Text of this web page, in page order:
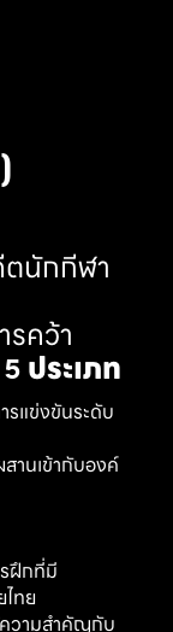
นักกีฬา
รคว้า
5 ประเภท
รแข่งขันระดับ
านเข้ากับองค์
ฝึกที่มี
ทย
วามสำคัญกับ